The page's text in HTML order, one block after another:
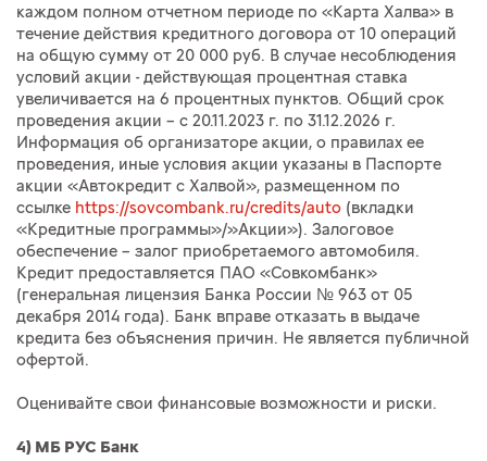
каждом полном отчетном периоде по «Карта Халва» в
течение действия кредитного договора от 10 операций
на общую сумму от 20 000 руб. В случае несоблюдения
условий акции - действующая процентная ставка
увеличивается на 6 процентных пунктов. Общий срок
проведения акции – с 20.11.2023 г. по 31.12.2026 г.
Информация об организаторе акции, о правилах ее
проведения, иные условия акции указаны в Паспорте
акции «Автокредит с Халвой», размещенном по
ссылке https://sovcombank.ru/credits/auto (вкладки
«Кредитные программы»/»Акции»). Залоговое
обеспечение – залог приобретаемого автомобиля.
Кредит предоставляется ПАО «Совкомбанк»
(генеральная лицензия Банка России № 963 от 05
декабря 2014 года). Банк вправе отказать в выдаче
кредита без объяснения причин. Не является публичной
офертой.
Оценивайте свои финансовые возможности и риски.
4) МБ РУС Банк